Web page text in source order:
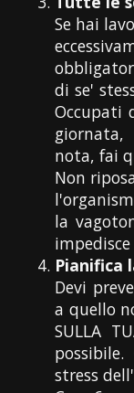
Se hai
di se'
Occupati
nota, fai
Non
la
Pianifica
Devi
a quello
SULLA
stress